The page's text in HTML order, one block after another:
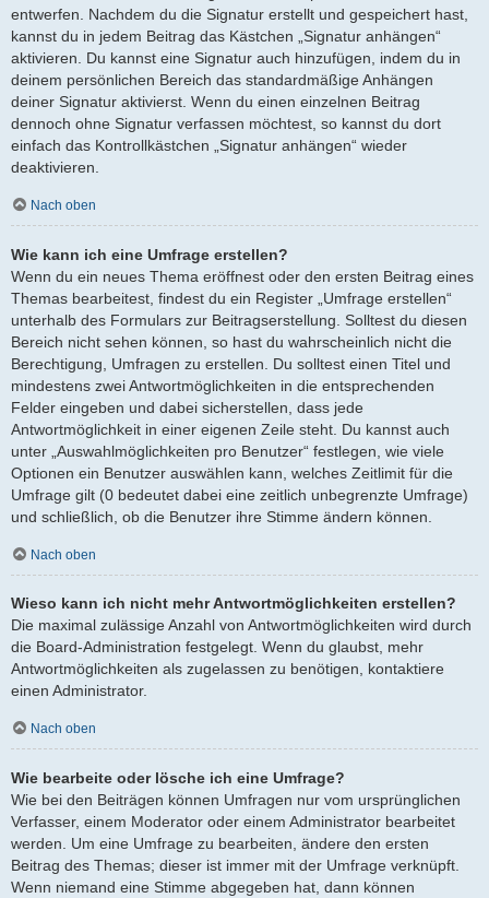
entwerfen. Nachdem du die Signatur erstellt und gespeichert hast,
kannst du in jedem Beitrag das Kästchen „Signatur anhängen“
aktivieren. Du kannst eine Signatur auch hinzufügen, indem du in
deinem persönlichen Bereich das standardmäßige Anhängen
deiner Signatur aktivierst. Wenn du einen einzelnen Beitrag
dennoch ohne Signatur verfassen möchtest, so kannst du dort
einfach das Kontrollkästchen „Signatur anhängen“ wieder
deaktivieren.
Nach oben
Wie kann ich eine Umfrage erstellen?
Wenn du ein neues Thema eröffnest oder den ersten Beitrag eines
Themas bearbeitest, findest du ein Register „Umfrage erstellen“
unterhalb des Formulars zur Beitragserstellung. Solltest du diesen
Bereich nicht sehen können, so hast du wahrscheinlich nicht die
Berechtigung, Umfragen zu erstellen. Du solltest einen Titel und
mindestens zwei Antwortmöglichkeiten in die entsprechenden
Felder eingeben und dabei sicherstellen, dass jede
Antwortmöglichkeit in einer eigenen Zeile steht. Du kannst auch
unter „Auswahlmöglichkeiten pro Benutzer“ festlegen, wie viele
Optionen ein Benutzer auswählen kann, welches Zeitlimit für die
Umfrage gilt (0 bedeutet dabei eine zeitlich unbegrenzte Umfrage)
und schließlich, ob die Benutzer ihre Stimme ändern können.
Nach oben
Wieso kann ich nicht mehr Antwortmöglichkeiten erstellen?
Die maximal zulässige Anzahl von Antwortmöglichkeiten wird durch
die Board-Administration festgelegt. Wenn du glaubst, mehr
Antwortmöglichkeiten als zugelassen zu benötigen, kontaktiere
einen Administrator.
Nach oben
Wie bearbeite oder lösche ich eine Umfrage?
Wie bei den Beiträgen können Umfragen nur vom ursprünglichen
Verfasser, einem Moderator oder einem Administrator bearbeitet
werden. Um eine Umfrage zu bearbeiten, ändere den ersten
Beitrag des Themas; dieser ist immer mit der Umfrage verknüpft.
Wenn niemand eine Stimme abgegeben hat, dann können